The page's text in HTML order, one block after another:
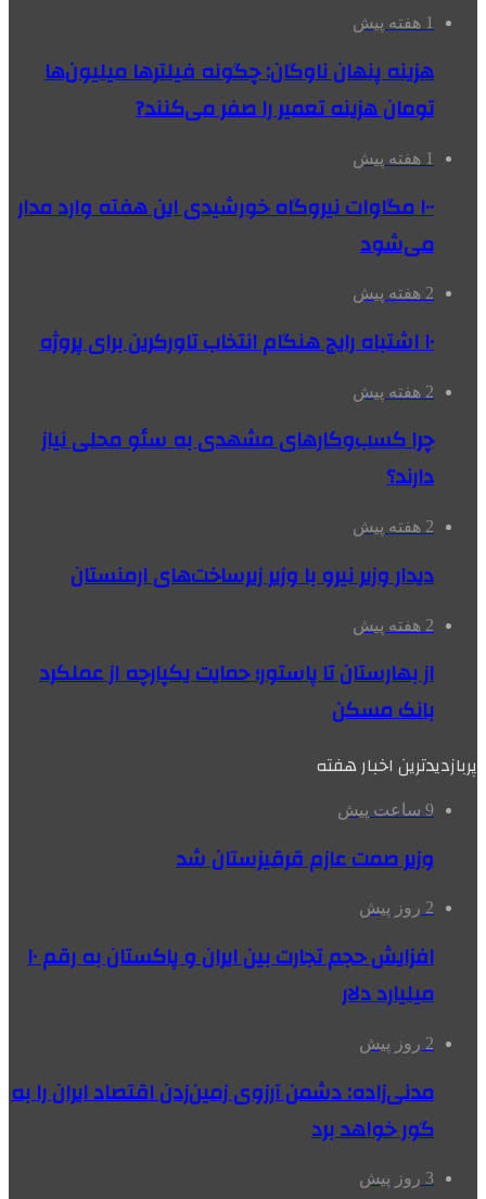
1 هفته پیش
هزینه پنهان ناوگان: چگونه فیلترها میلیون‌ها
تومان هزینه تعمیر را صفر می‌کنند?
1 هفته پیش
۱۰۰ مگاوات نیروگاه‌ خورشیدی این هفته وارد مدار
می‌شود
2 هفته پیش
۱۰ اشتباه رایج هنگام انتخاب تاورکرین برای پروژه
2 هفته پیش
چرا کسب‌وکارهای مشهدی به سئو محلی نیاز
دارند؟
2 هفته پیش
دیدار وزیر نیرو با وزیر زیرساخت‌های ارمنستان
2 هفته پیش
از بهارستان تا پاستور؛ حمایت یکپارچه از عملکرد
بانک مسکن
پربازدیدترین اخبار هفته
9 ساعت پیش
وزیر صمت عازم قرقیزستان شد
2 روز پیش
افزایش حجم تجارت بین ایران و پاکستان به رقم ۱۰
میلیارد دلار
2 روز پیش
مدنی‌زاده: دشمن آرزوی زمین‌زدن اقتصاد ایران را به
گور خواهد برد
3 روز پیش